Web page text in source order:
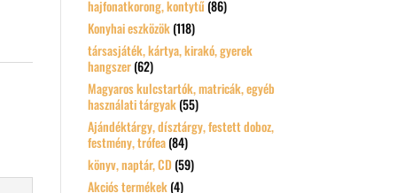
hajfonatkorong, kontytű(86)
Konyhai eszközök(118)
társasjáték, kártya, kirakó, gyerek
hangszer(62)
Magyaros kulcstartók, matricák, egyéb
használati tárgyak(55)
Ajándéktárgy, dísztárgy, festett doboz,
festmény, trófea(84)
könyv, naptár, CD (59)
Akciós termékek(4)